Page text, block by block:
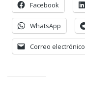
Facebook
WhatsApp
Correo electrónico